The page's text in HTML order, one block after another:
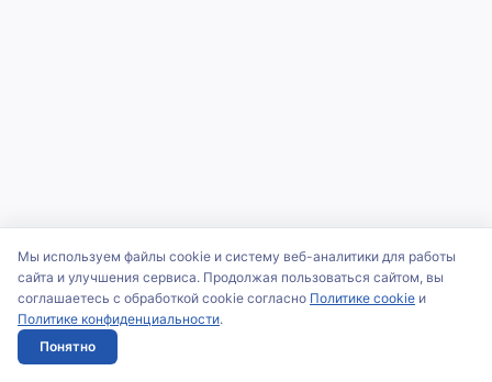
Мы используем файлы cookie и систему веб-аналитики для работы
сайта и улучшения сервиса. Продолжая пользоваться сайтом, вы
соглашаетесь с обработкой cookie согласно Политике cookie и
Политике конфиденциальности.
Понятно